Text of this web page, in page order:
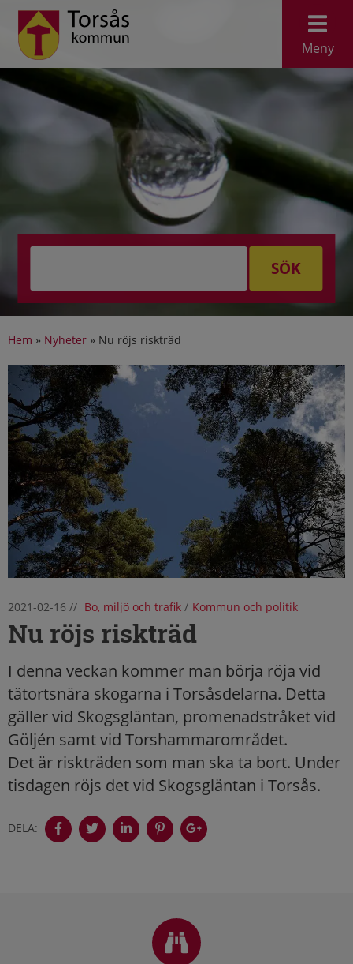
Meny
SÖK
Hem » Nyheter » Nu röjs riskträd
2021-02-16 // Bo, miljö och trafik/ Kommun och politik
Nu röjs riskträd
I denna veckan kommer man börja röja vid
tätortsnära skogarna i Torsåsdelarna. Detta
gäller vid Skogsgläntan, promenadstråket vid
Göljén samt vid Torshammarområdet.
Det är riskträden som man ska ta bort. Under
tisdagen röjs det vid Skogsgläntan i Torsås.
DELA: